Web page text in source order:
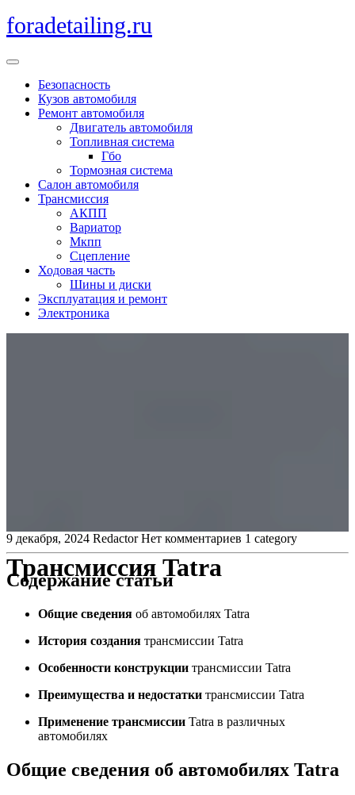
Перейти
к
foradetailing.ru
Кнопка
ОткрытьБезопасность
Кузов автомобиля
Ремонт автомобиля
Двигатель автомобиля
Топливная система
Гбо
Тормозная система
Салон автомобиля
Трансмиссия
АКПП
Вариатор
Мкпп
Сцепление
Ходовая часть
Шины и диски
Эксплуатация и ремонт
Электроника
Трансмиссия Tatra
9 декабря, 2024 Redactor Нет комментариев 1 category
Содержание статьи
Общие сведения об автомобилях Tatra
История создания трансмиссии Tatra
Особенности конструкции трансмиссии Tatra
Преимущества и недостатки трансмиссии Tatra
Применение трансмиссии Tatra в различных
автомобилях
Общие сведения об автомобилях Tatra